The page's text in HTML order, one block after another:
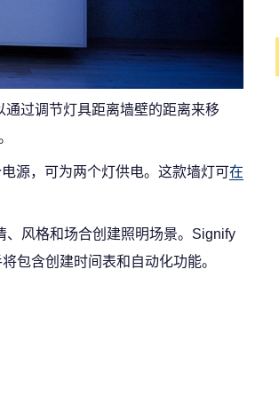
过调节灯具距离墙壁的距离来移
源，可为两个灯供电。这款墙灯可在
、风格和场合创建照明场景。Signify
包含创建时间表和自动化功能。